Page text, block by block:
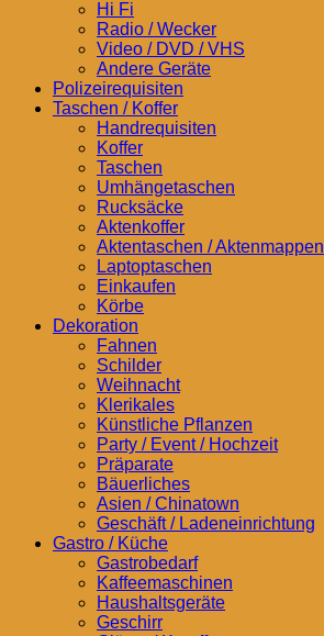
Hi Fi
Radio / Wecker
Video / DVD / VHS
Andere Geräte
Polizeirequisiten
Taschen / Koffer
Handrequisiten
Koffer
Taschen
Umhängetaschen
Rucksäcke
Aktenkoffer
Aktentaschen / Aktenmappen
Laptoptaschen
Einkaufen
Körbe
Dekoration
Fahnen
Schilder
Weihnacht
Klerikales
Künstliche Pflanzen
Party / Event / Hochzeit
Präparate
Bäuerliches
Asien / Chinatown
Geschäft / Ladeneinrichtung
Gastro / Küche
Gastrobedarf
Kaffeemaschinen
Haushaltsgeräte
Geschirr